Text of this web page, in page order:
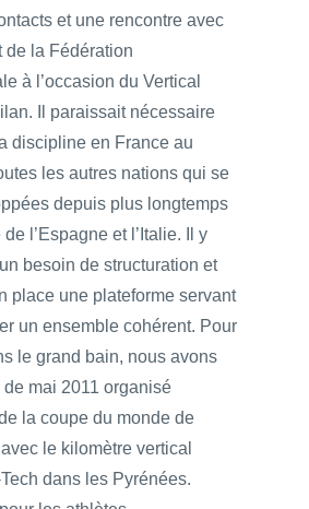
et une rencontre avec
de la Fédération
à l’occasion du Vertical
Il paraissait nécessaire
discipline en France au
les autres nations qui se
depuis plus longtemps
de l’Espagne et l’Italie. Il y
besoin de structuration et
place une plateforme servant
un ensemble cohérent. Pour
le grand bain, nous avons
mai 2011 organisé
de la coupe du monde de
le kilomètre vertical
dans les Pyrénées.